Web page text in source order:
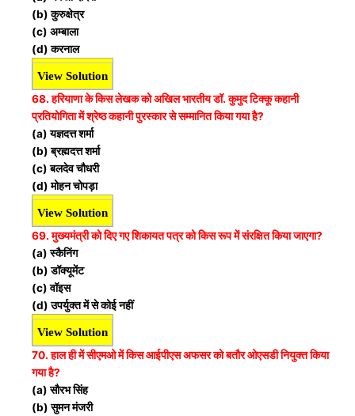
(b) कुरुक्षेत्र
(c) अम्बाला
(d) करनाल
View Solution
68. हरियाणा के किस लेखक को अखिल भारतीय डॉ. कुमुद टिक्कू कहानी
प्रतियोगिता में श्रेष्ठ कहानी पुरस्कार से सम्मानित किया गया है?
(a) यज्ञदत्त शर्मा
(b) ब्रह्मदत्त शर्मा
(c) बलदेव चौधरी
(d) मोहन चोपड़ा
View Solution
69. मुख्यमंत्री को दिए गए शिकायत पत्र को किस रूप में संरक्षित किया जाएगा?
(a) स्कैनिंग
(b) डॉक्यूमेंट
(c) वॉइस
(d) उपर्युक्त में से कोई नहीं
View Solution
70. हाल ही में सीएमओ में किस आईपीएस अफसर को बतौर ओएसडी नियुक्त किया
गया है?
(a) सौरभ सिंह
(b) सुमन मंजरी